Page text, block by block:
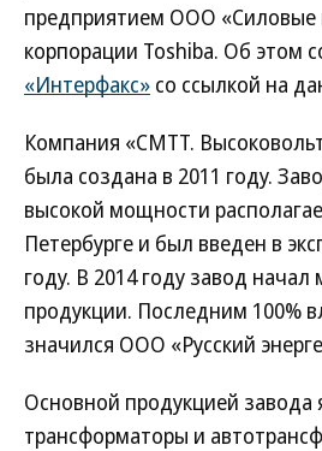
предприятием ООО
корпорации Toshiba. Об этом
«Интерфакс» со ссылкой на
Компания «СМТТ.
была создана в 2011 году.
высокой мощности
Петербурге и был введен в
году. В 2014 году завод начал
продукции. Последним 100%
значился ООО «Русский
Основной продукцией завода
трансформаторы и